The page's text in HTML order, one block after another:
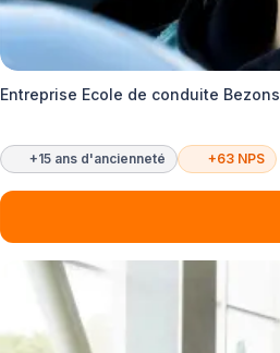
Entreprise Ecole de conduite Bezons
+15 ans d'ancienneté +63 NPS